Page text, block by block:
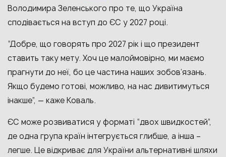
Володимира Зеленського про те, що Україна
сподівається на вступ до ЄС у 2027 році.
“Добре, що говорять про 2027 рік і що президент
ставить таку мету. Хоч це малоймовірно, ми маємо
прагнути до неї, бо це частина наших зобов’язань.
Якщо будемо готові, можливо, на нас дивитимуться
інакше”, — каже Коваль.
ЄС може розвиватися у форматі “двох швидкостей”,
де одна група країн інтегрується глибше, а інша –
легше. Це відкриває для України альтернативні шляхи